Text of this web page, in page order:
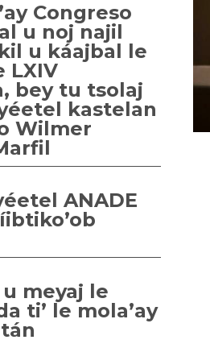
Congreso
u noj najil
u káajbal le
LXIV
bey tu tsolaj
kastelan
Wilmer
ANADE
meyaj le
ti’ le mola’ay